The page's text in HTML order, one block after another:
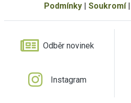
Podmínky| Soukromí|
Odběr novinek
Instagram